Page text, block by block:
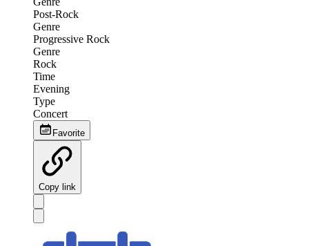
Post-Rock
Genre
Progressive Rock
Genre
Rock
Time
Evening
Type
Concert
Favorite
Copy link